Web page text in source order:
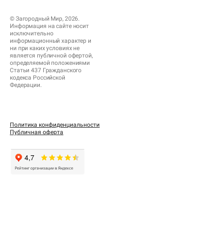
© Загородный Мир, 2026.
Информация на сайте носит
исключительно
информационный характер и
ни при каких условиях не
является публичной офертой,
определяемой положениями
Статьи 437 Гражданского
кодекса Российской
Федерации.
Политика конфиденциальности
Публичная оферта